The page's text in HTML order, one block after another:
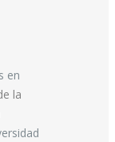
en
la